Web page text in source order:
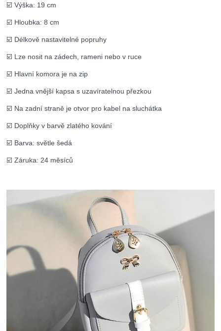
☑️ Výška: 19 cm
☑️ Hloubka: 8 cm
☑️ Délkově nastavitelné popruhy
☑️ Lze nosit na zádech, rameni nebo v ruce
☑️ Hlavní komora je na zip
☑️ Jedna vnější kapsa s uzavíratelnou přezkou
☑️ Na zadní straně je otvor pro kabel na sluchátka
☑️ Doplňky v barvě zlatého kování
☑️ Barva: světle šedá
☑️ Záruka: 24 měsíců